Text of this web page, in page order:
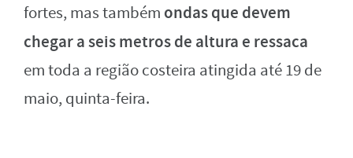
fortes, mas também ondas que devem
chegar a seis metros de altura e ressaca
em toda a região costeira atingida até 19 de
maio, quinta-feira.